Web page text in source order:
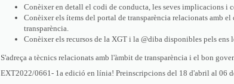
Conèixer en detall el codi de conducta, les seves implicacions i
Conèixer els ítems del portal de transparència relacionats amb
transparència.
Conèixer els recursos de la XGT i la @diba disponibles pels ens
S'adreça a tècnics relacionats amb l'àmbit de transparència i el bon
EXT2022/0661- 1a edició en línia! Preinscripcions del 18 d'abril al 06